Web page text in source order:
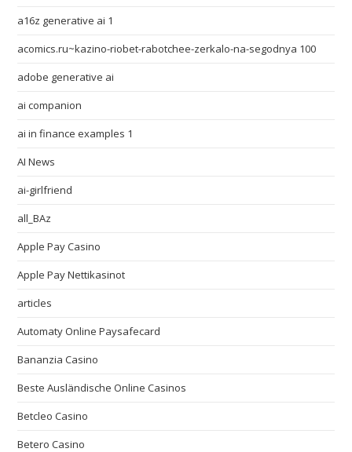
a16z generative ai 1
acomics.ru~kazino-riobet-rabotchee-zerkalo-na-segodnya 100
adobe generative ai
ai companion
ai in finance examples 1
AI News
ai-girlfriend
all_BAz
Apple Pay Casino
Apple Pay Nettikasinot
articles
Automaty Online Paysafecard
Bananzia Casino
Beste Ausländische Online Casinos
Betcleo Casino
Betero Casino